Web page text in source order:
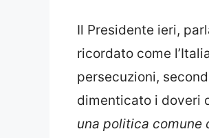
Il Presidente ieri,
ricordato come
persecuzioni,
dimenticato i doveri
una politica comune